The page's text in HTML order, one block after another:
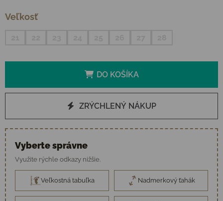
Veľkosť
DO KOŠÍKA
ZRÝCHLENÝ NÁKUP
Vyberte správne
Využite rýchle odkazy nižšie.
Veľkostná tabuľka Nadmerkový ťahák